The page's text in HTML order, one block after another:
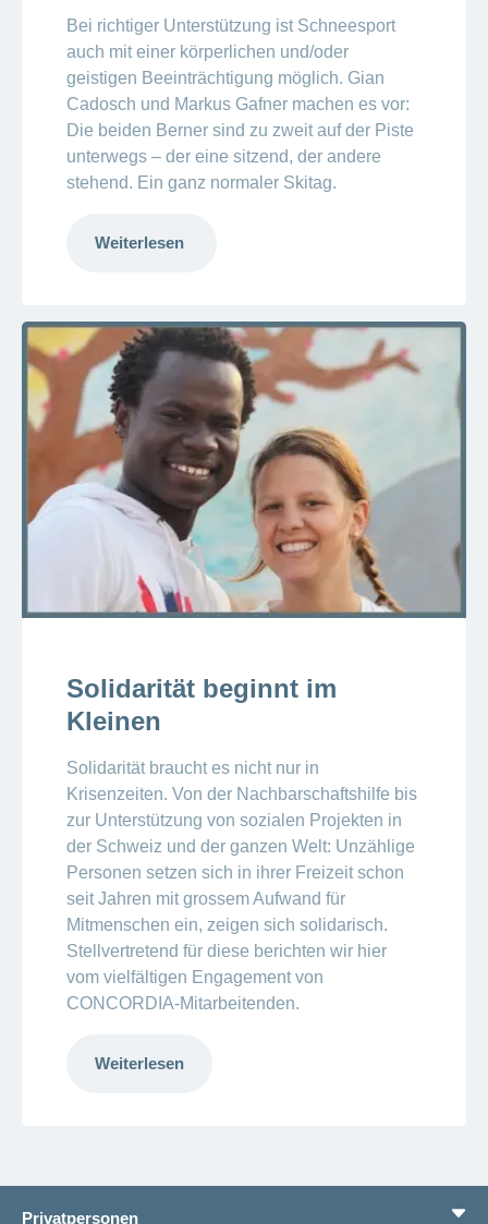
Bei richtiger Unterstützung ist Schneesport
auch mit einer körperlichen und/oder
geistigen Beeinträchtigung möglich. Gian
Cadosch und Markus Gafner machen es vor:
Die beiden Berner sind zu zweit auf der Piste
unterwegs – der eine sitzend, der andere
stehend. Ein ganz normaler Skitag.
Weiterlesen
Solidarität beginnt im
Kleinen
Solidarität braucht es nicht nur in
Krisenzeiten. Von der Nachbarschaftshilfe bis
zur Unterstützung von sozialen Projekten in
der Schweiz und der ganzen Welt: Unzählige
Personen setzen sich in ihrer Freizeit schon
seit Jahren mit grossem Aufwand für
Mitmenschen ein, zeigen sich solidarisch.
Stellvertretend für diese berichten wir hier
vom vielfältigen Engagement von
CONCORDIA-Mitarbeitenden.
Weiterlesen
Privatpersonen